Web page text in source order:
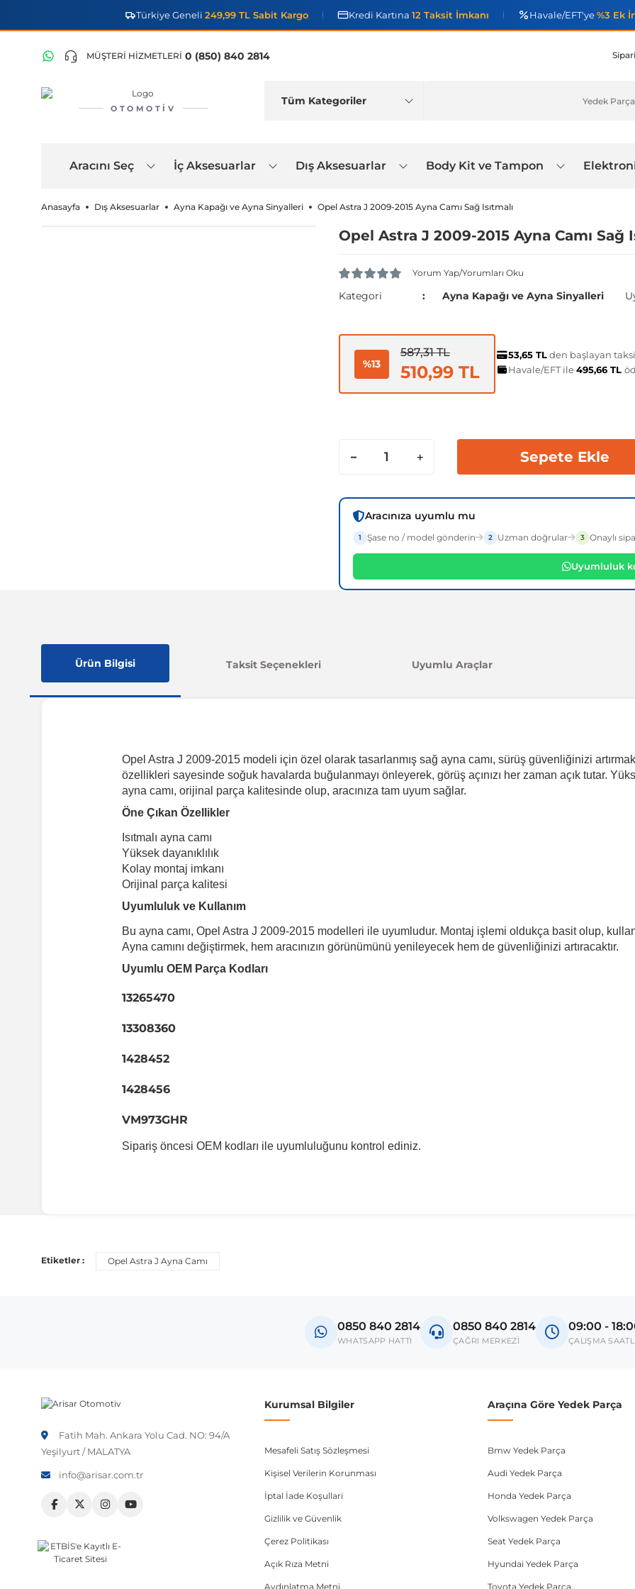
Türkiye Geneli 249,99 TL Sabit Kargo Kredi Kartına 12 Taksit İmkanı Havale/EFT'ye%3 Ek
MÜŞTERİ HİZMETLERİ 0 (850) 840 2814
OTOMOTIV
Aracını Seç İç Aksesuarlar Dış Aksesuarlar Body Kit ve Tampon
Anasayfa Dış Aksesuarlar Ayna Kapağı ve Ayna Sinyalleri Opel Astra J 2009-2015 Ayna Camı Sağ Isıtmalı
Opel Astra J 2009-2015 Ayna Camı Sağ
Yorum Yap/Yorumları Oku
Kategori Ayna Kapağı ve Ayna Sinyalleri
%13
587,31 TL
510,99 TL
53,65 TLden başlayan
Havale/EFT ile495,66 TL
Sepete Ekle
Aracınıza uyumlu mu
1 Şase no / model gönderin 2 Uzman doğrular 3 Onaylı
Uyumluluk
Ürün Bilgisi Taksit Seçenekleri Uyumlu Araçlar
Opel Astra J 2009-2015 modeli için özel olarak tasarlanmış sağ ayna camı, sürüş güvenliğinizi
özellikleri sayesinde soğuk havalarda buğulanmayı önleyerek, görüş açınızı her zaman açık tutar.
ayna camı, orijinal parça kalitesinde olup, aracınıza tam uyum sağlar.
Öne Çıkan Özellikler
Isıtmalı ayna camı
Yüksek dayanıklılık
Kolay montaj imkanı
Orijinal parça kalitesi
Uyumluluk ve Kullanım
Bu ayna camı, Opel Astra J 2009-2015 modelleri ile uyumludur. Montaj işlemi oldukça basit olup,
Ayna camını değiştirmek, hem aracınızın görünümünü yenileyecek hem de güvenliğinizi artıracaktır.
Uyumlu OEM Parça Kodları
13265470
13308360
1428452
1428456
VM973GHR
Sipariş öncesi OEM kodları ile uyumluluğunu kontrol ediniz.
Araç üreticileri aynı model yılı içerisinde farklı donanım ve kasa tipleri kullanabilmektedir. Sipariş vermeden önce OEM
Etiketler : Opel Astra J Ayna Camı
0850 840 2814
WHATSAPP HATTI
0850 840 2814
ÇAĞRI MERKEZİ
09:00 -
ÇALIŞMA
Fatih Mah. Ankara Yolu Cad. NO: 94/A
Yeşilyurt / MALATYA
info@arisar.com.tr
Kurumsal Bilgiler
Mesafeli Satış Sözleşmesi
Kişisel Verilerin Korunması
İptal İade Koşullari
Gizlilik ve Güvenlik
Çerez Politikası
Açık Rıza Metni
Aydınlatma Metni
Araçına Göre Yedek Parça
Bmw Yedek Parça
Audi Yedek Parça
Honda Yedek Parça
Volkswagen Yedek Parça
Seat Yedek Parça
Hyundai Yedek Parça
Toyota Yedek Parça